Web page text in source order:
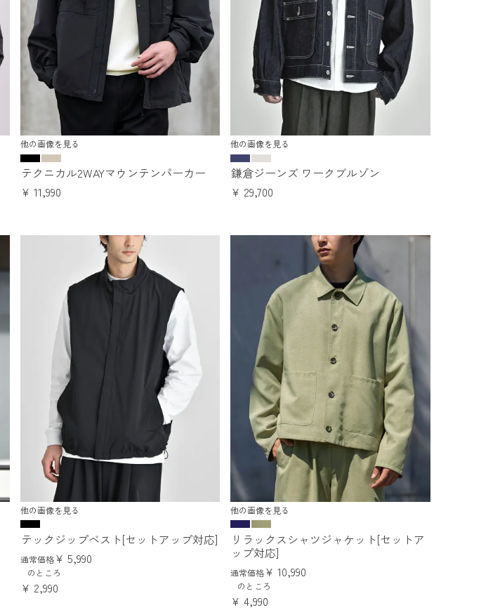
他の画像を見る
テクニカル2WAYマウンテンパーカー
¥ 11,990
他の画像を見る
鎌倉ジーンズ ワークブルゾン
¥ 29,700
他の画像を見る
テックジップベスト[セットアップ対応]
通常価格¥ 5,990
のところ
¥ 2,990
他の画像を見る
リラックスシャツジャケット[セットア
ップ対応]
通常価格¥ 10,990
のところ
¥ 4,990